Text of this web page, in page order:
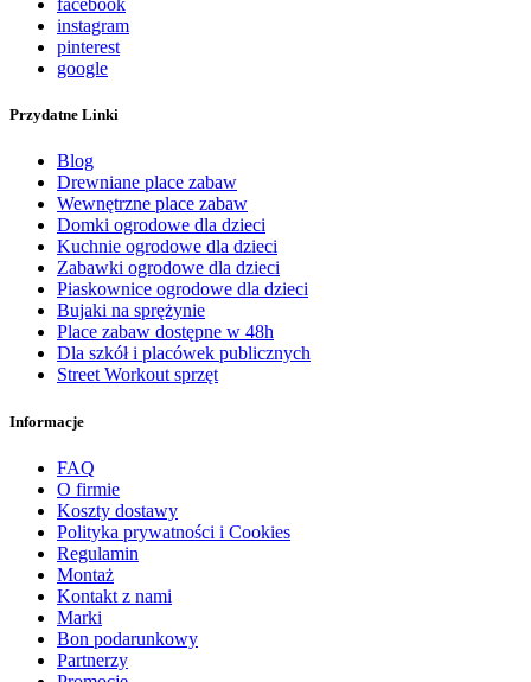
facebook
instagram
pinterest
google
Przydatne Linki
Blog
Drewniane place zabaw
Wewnętrzne place zabaw
Domki ogrodowe dla dzieci
Kuchnie ogrodowe dla dzieci
Zabawki ogrodowe dla dzieci
Piaskownice ogrodowe dla dzieci
Bujaki na sprężynie
Place zabaw dostępne w 48h
Dla szkół i placówek publicznych
Street Workout sprzęt
Informacje
FAQ
O firmie
Koszty dostawy
Polityka prywatności i Cookies
Regulamin
Montaż
Kontakt z nami
Marki
Bon podarunkowy
Partnerzy